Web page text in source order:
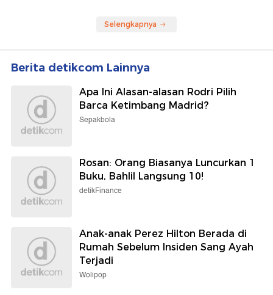
Selengkapnya
Berita detikcom Lainnya
Apa Ini Alasan-alasan Rodri Pilih
Barca Ketimbang Madrid?
Sepakbola
Rosan: Orang Biasanya Luncurkan 1
Buku, Bahlil Langsung 10!
detikFinance
Anak-anak Perez Hilton Berada di
Rumah Sebelum Insiden Sang Ayah
Terjadi
Wolipop